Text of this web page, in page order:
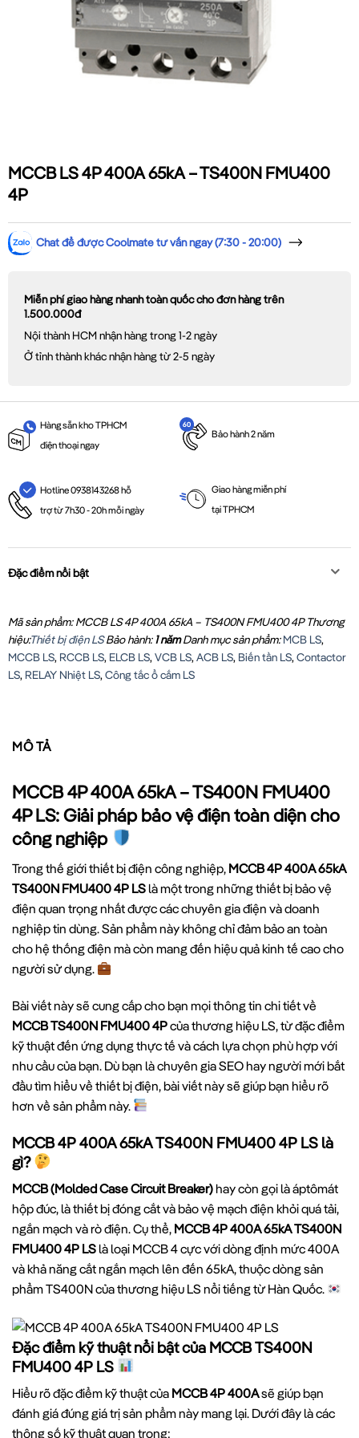
MCCB LS 4P 400A 65kA – TS400N FMU400
4P
Chat để được Coolmate tư vấn ngay (7:30 - 20:00)
Miễn phí giao hàng nhanh toàn quốc cho đơn hàng trên
1.500.000đ
Nội thành HCM nhận hàng trong 1-2 ngày
Ở tỉnh thành khác nhận hàng từ 2-5 ngày
Hàng sẵn kho TPHCM
điện thoại ngay
Bảo hành 2 năm
Hotline 0938143268 hỗ
trợ từ 7h30 - 20h mỗi ngày
Giao hàng miễn phí
tại TPHCM
Đặc điểm nổi bật
Mã sản phẩm: MCCB LS 4P 400A 65kA – TS400N FMU400 4PThương
hiệu:Thiết bị điện LS Bảo hành:1 nămDanh mục sản phẩm:MCB LS,
MCCB LS, RCCB LS, ELCB LS,VCB LS,ACB LS, Biến tần LS,Contactor
LS, RELAY Nhiệt LS,Công tắc ổ cắm LS
MÔ TẢ
MCCB 4P 400A 65kA – TS400N FMU400
4P LS: Giải pháp bảo vệ điện toàn diện cho
công nghiệp
Trong thế giới thiết bị điện công nghiệp, MCCB 4P 400A 65kA
TS400N FMU400 4P LS là một trong những thiết bị bảo vệ
điện quan trọng nhất được các chuyên gia điện và doanh
nghiệp tin dùng. Sản phẩm này không chỉ đảm bảo an toàn
cho hệ thống điện mà còn mang đến hiệu quả kinh tế cao cho
người sử dụng.
Bài viết này sẽ cung cấp cho bạn mọi thông tin chi tiết về
MCCB TS400N FMU400 4Pcủa thương hiệu LS, từ đặc điểm
kỹ thuật đến ứng dụng thực tế và cách lựa chọn phù hợp với
nhu cầu của bạn. Dù bạn là chuyên gia SEO hay người mới bắt
đầu tìm hiểu về thiết bị điện, bài viết này sẽ giúp bạn hiểu rõ
hơn về sản phẩm này.
MCCB 4P 400A 65kA TS400N FMU400 4P LS là
gì?
MCCB (Molded Case Circuit Breaker)hay còn gọi là áptômát
hộp đúc, là thiết bị đóng cắt và bảo vệ mạch điện khỏi quá tải,
ngắn mạch và rò điện. Cụ thể, MCCB 4P 400A 65kA TS400N
FMU400 4P LS là loại MCCB 4 cực với dòng định mức 400A
và khả năng cắt ngắn mạch lên đến 65kA, thuộc dòng sản
phẩm TS400N của thương hiệu LS nổi tiếng từ Hàn Quốc.
Đặc điểm kỹ thuật nổi bật của MCCB TS400N
FMU400 4P LS
Hiểu rõ đặc điểm kỹ thuật của MCCB 4P 400Asẽ giúp bạn
đánh giá đúng giá trị sản phẩm này mang lại. Dưới đây là các
thông số kỹ thuật quan trọng: